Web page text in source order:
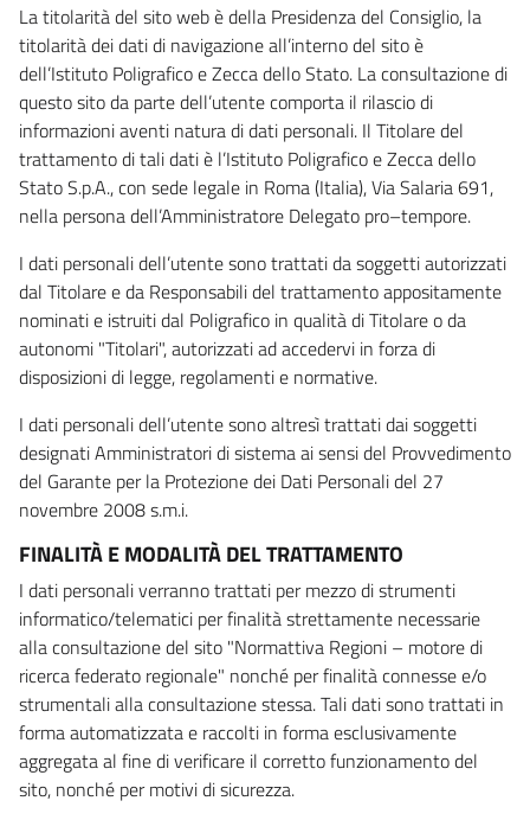
La titolarità del sito web è della Presidenza del Consiglio, la
titolarità dei dati di navigazione all’interno del sito è
dell’Istituto Poligrafico e Zecca dello Stato. La consultazione di
questo sito da parte dell’utente comporta il rilascio di
informazioni aventi natura di dati personali. Il Titolare del
trattamento di tali dati è l’Istituto Poligrafico e Zecca dello
Stato S.p.A., con sede legale in Roma (Italia), Via Salaria 691,
nella persona dell’Amministratore Delegato pro–tempore.
I dati personali dell’utente sono trattati da soggetti autorizzati
dal Titolare e da Responsabili del trattamento appositamente
nominati e istruiti dal Poligrafico in qualità di Titolare o da
autonomi "Titolari", autorizzati ad accedervi in forza di
disposizioni di legge, regolamenti e normative.
I dati personali dell’utente sono altresì trattati dai soggetti
designati Amministratori di sistema ai sensi del Provvedimento
del Garante per la Protezione dei Dati Personali del 27
novembre 2008 s.m.i.
FINALITÀ E MODALITÀ DEL TRATTAMENTO
I dati personali verranno trattati per mezzo di strumenti
informatico/telematici per finalità strettamente necessarie
alla consultazione del sito "Normattiva Regioni – motore di
ricerca federato regionale" nonché per finalità connesse e/o
strumentali alla consultazione stessa. Tali dati sono trattati in
forma automatizzata e raccolti in forma esclusivamente
aggregata al fine di verificare il corretto funzionamento del
sito, nonché per motivi di sicurezza.